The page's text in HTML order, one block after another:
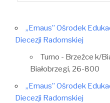
„Emaus” Ośrodek
Diecezji Radomskiej
Turno - Brzeźce k/
Białobrzegi, 26-800
„Emaus” Ośrodek
Diecezji Radomskiej